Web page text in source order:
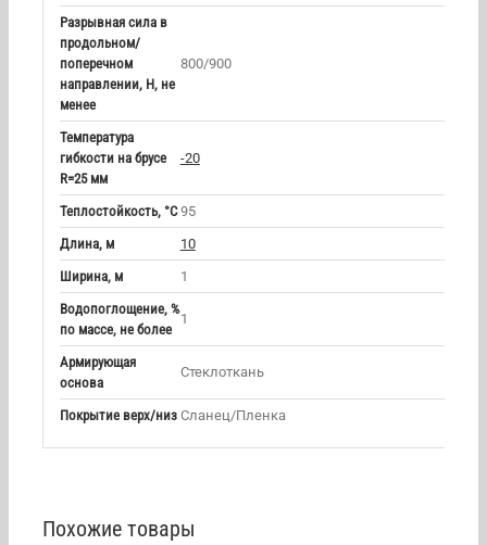
Разрывная сила в
продольном/
поперечном
направлении, Н, не
менее
800/900
Температура
гибкости на брусе
R=25 мм
-20
Теплостойкость, °С 95
Длина, м
10
Ширина, м
1
Водопоглощение, %
по массе, не более
1
Армирующая
основа
Стеклоткань
Покрытие верх/низ Сланец/Пленка
Похожие товары